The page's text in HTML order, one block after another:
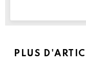
PLUS